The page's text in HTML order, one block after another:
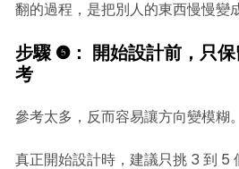
翻的過程，是把別人的東西慢慢變
步驟 ❺：
開始設計前，只
考
參考太多，反而容易讓方向變模糊。
真正開始設計時，建議只挑 3 到 5